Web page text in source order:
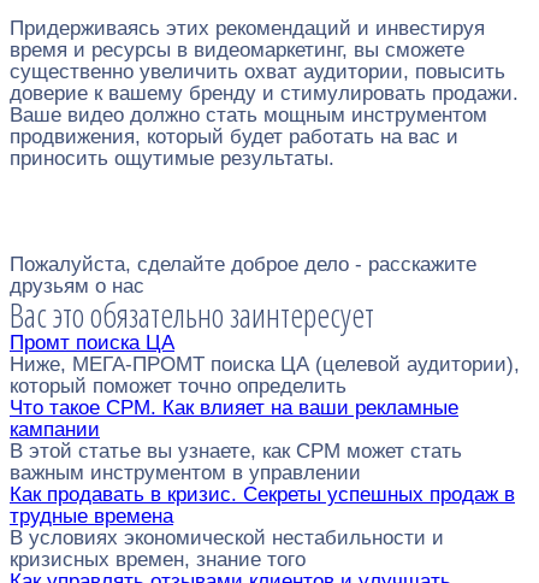
Придерживаясь этих рекомендаций и инвестируя
время и ресурсы в видеомаркетинг, вы сможете
существенно увеличить охват аудитории, повысить
доверие к вашему бренду и стимулировать продажи.
Ваше видео должно стать мощным инструментом
продвижения, который будет работать на вас и
приносить ощутимые результаты.
Пожалуйста, сделайте доброе дело - расскажите
друзьям о нас
Вас это обязательно заинтересует
Промт поиска ЦА
Ниже, МЕГА-ПРОМТ поиска ЦА (целевой аудитории),
который поможет точно определить
Что такое CPM. Как влияет на ваши рекламные
кампании
В этой статье вы узнаете, как CPM может стать
важным инструментом в управлении
Как продавать в кризис. Секреты успешных продаж в
трудные времена
В условиях экономической нестабильности и
кризисных времен, знание того